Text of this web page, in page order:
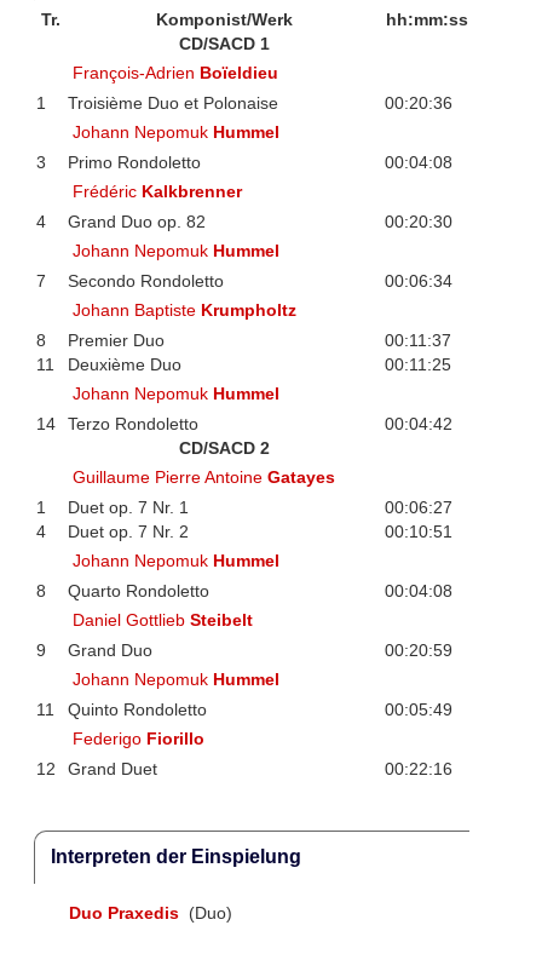
Tr. Komponist/Werk
hh:mm:ss
CD/SACD 1
François-Adrien Boïeldieu
1
Troisième Duo et Polonaise
00:20:36
Johann Nepomuk Hummel
3
Primo Rondoletto
00:04:08
Frédéric Kalkbrenner
4
Grand Duo op. 82
00:20:30
Johann Nepomuk Hummel
7
Secondo Rondoletto
00:06:34
Johann Baptiste Krumpholtz
8
Premier Duo
00:11:37
11
Deuxième Duo
00:11:25
Johann Nepomuk Hummel
14
Terzo Rondoletto
00:04:42
CD/SACD 2
Guillaume Pierre AntoineGatayes
1
Duet op. 7 Nr. 1
00:06:27
4
Duet op. 7 Nr. 2
00:10:51
Johann Nepomuk Hummel
8
Quarto Rondoletto
00:04:08
Daniel GottliebSteibelt
9
Grand Duo
00:20:59
Johann Nepomuk Hummel
11
Quinto Rondoletto
00:05:49
Federigo Fiorillo
12
Grand Duet 00:22:16
Interpreten der Einspielung
Duo Praxedis (Duo)